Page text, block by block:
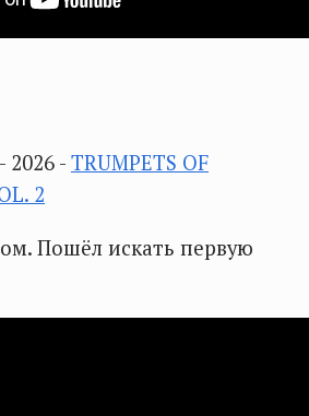
2026 - TRUMPETS OF
2
Пошёл искать первую